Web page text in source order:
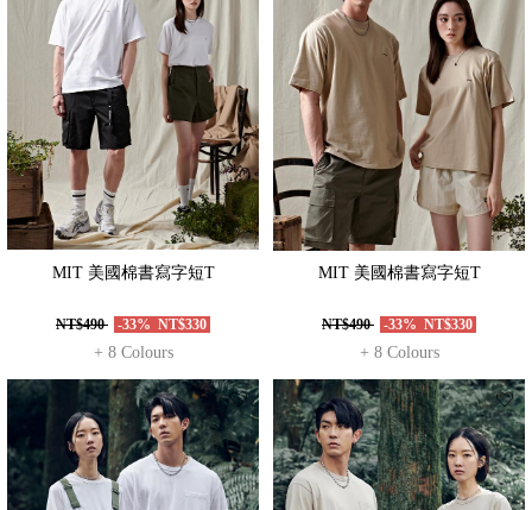
MIT 美國棉書寫字短T
NT$490 -33% NT$330
+ 8 Colours
MIT 美國棉書寫字短T
NT$490 -33% NT$330
+ 8 Colours